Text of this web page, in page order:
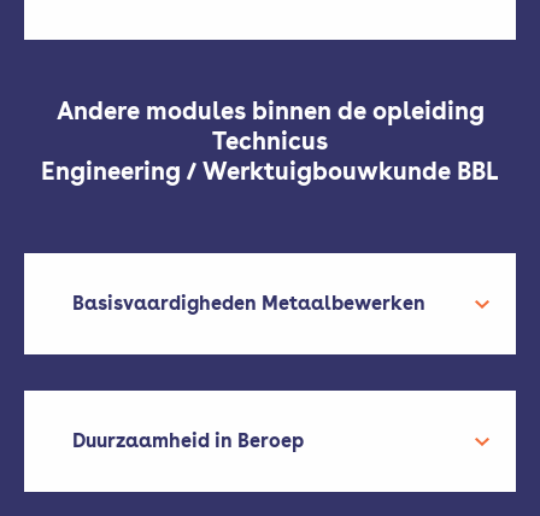
Andere modules binnen de opleiding
Technicus
Engineering / Werktuigbouwkunde BBL
Basisvaardigheden Metaalbewerken
Duurzaamheid in Beroep